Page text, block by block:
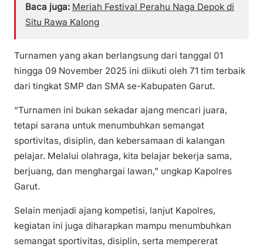
Baca juga: Meriah Festival Perahu Naga Depok di
Situ Rawa Kalong
Turnamen yang akan berlangsung dari tanggal 01
hingga 09 November 2025 ini diikuti oleh 71 tim terbaik
dari tingkat SMP dan SMA se-Kabupaten Garut.
“Turnamen ini bukan sekadar ajang mencari juara,
tetapi sarana untuk menumbuhkan semangat
sportivitas, disiplin, dan kebersamaan di kalangan
pelajar. Melalui olahraga, kita belajar bekerja sama,
berjuang, dan menghargai lawan,” ungkap Kapolres
Garut.
Selain menjadi ajang kompetisi, lanjut Kapolres,
kegiatan ini juga diharapkan mampu menumbuhkan
semangat sportivitas, disiplin, serta mempererat